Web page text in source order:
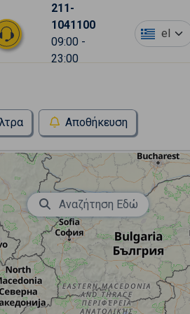
211-
1041100
09:00 -
23:00
el
Αποθήκευση
Αναζήτηση Εδώ